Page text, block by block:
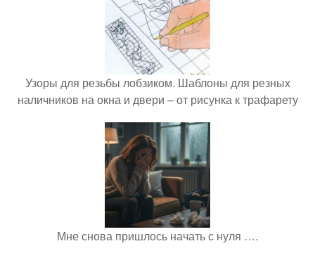
Узоры для резьбы лобзиком. Шаблоны для резных
наличников на окна и двери – от рисунка к трафарету
Мне снова пришлось начать с нуля ….